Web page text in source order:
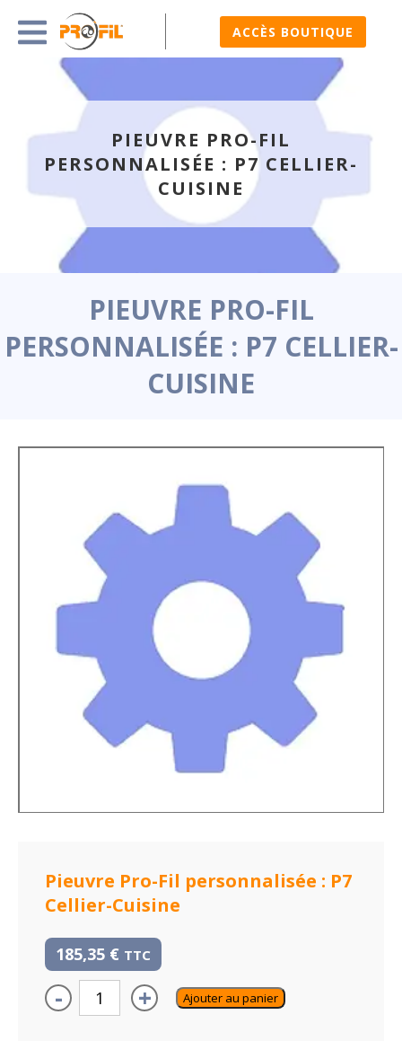
ACCÈS BOUTIQUE
PIEUVRE PRO-FIL
PERSONNALISÉE : P7 CELLIER-
CUISINE
PIEUVRE PRO-FIL
PERSONNALISÉE : P7 CELLIER-
CUISINE
Pieuvre Pro-Fil personnalisée : P7
Cellier-Cuisine
185,35 € TTC
- + Ajouter au panier